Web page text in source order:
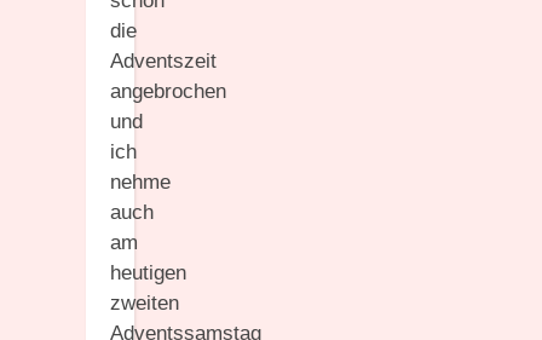
die
Adventszeit
angebrochen
und
ich
nehme
auch
am
heutigen
zweiten
Adventssamstag